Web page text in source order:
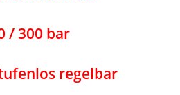
/ 300 bar
regelbar